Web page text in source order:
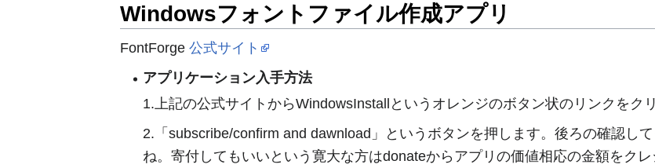
Windowsフォントファイル作成アプリ
FontForge 公式サイト
アプリケーション入手方法
1.上記の公式サイトからWindowsInstallというオレンジのボタン状のリンクをク
2.「subscribe/confirm and dawnload」というボタンを押します。後ろの確認し
ね。寄付してもいいという寛大な方はdonateからアプリの価値相応の金額をク